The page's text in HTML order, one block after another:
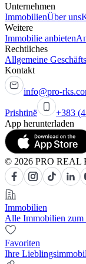
Unternehmen
ImmobilienÜber uns
Weitere
Immobilie anbieten
Rechtliches
Allgemeine
Kontakt
info@pro-
Prishtinë
+383
App herunterladen
© 2026 PRO REAL
Immobilien
Alle Immobilien zum
Favoriten
Ihre